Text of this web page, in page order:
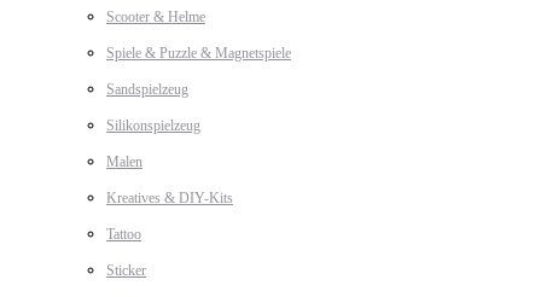
Scooter & Helme
Spiele & Puzzle & Magnetspiele
Sandspielzeug
Silikonspielzeug
Malen
Kreatives & DIY-Kits
Tattoo
Sticker